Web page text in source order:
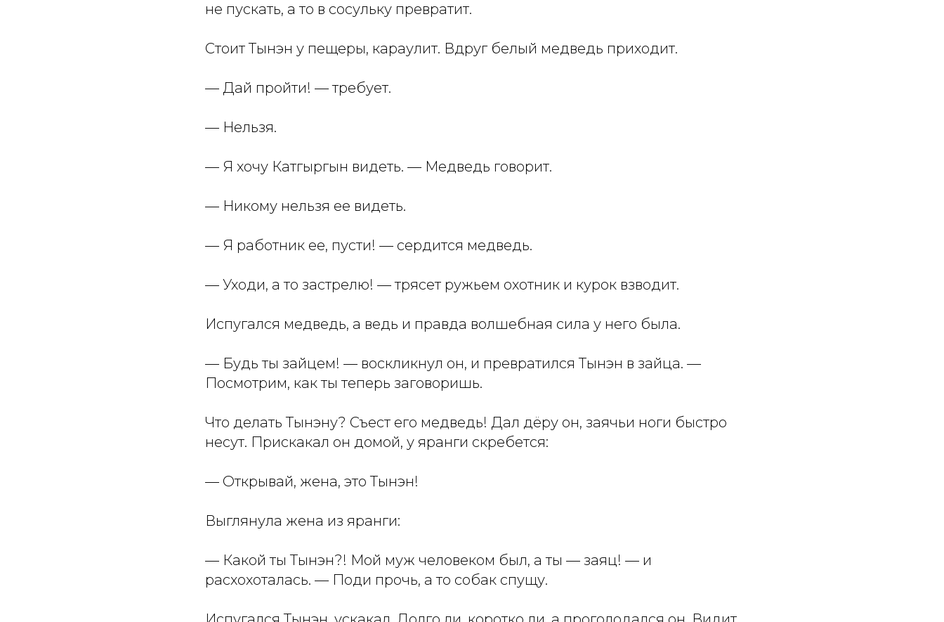
не пускать, а то в сосульку превратит.
Стоит Тынэн у пещеры, караулит. Вдруг белый медведь приходит.
— Дай пройти! — требует.
— Нельзя.
— Я хочу Катгыргын видеть. — Медведь говорит.
— Никому нельзя ее видеть.
— Я работник ее, пусти! — сердится медведь.
— Уходи, а то застрелю! — трясет ружьем охотник и курок взводит.
Испугался медведь, а ведь и правда волшебная сила у него была.
— Будь ты зайцем! — воскликнул он, и превратился Тынэн в зайца. —
Посмотрим, как ты теперь заговоришь.
Что делать Тынэну? Съест его медведь! Дал дёру он, заячьи ноги быстро
несут. Прискакал он домой, у яранги скребется:
— Открывай, жена, это Тынэн!
Выглянула жена из яранги:
— Какой ты Тынэн?! Мой муж человеком был, а ты — заяц! — и
расхохоталась. — Поди прочь, а то собак спущу.